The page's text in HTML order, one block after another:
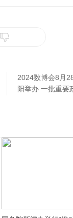
2024数博会8月
阳举办 一批重要